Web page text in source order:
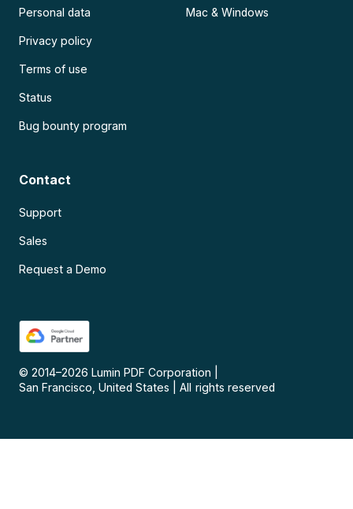
Personal data
Privacy policy
Terms of use
Status
Bug bounty program
Mac & Windows
Contact
Support
Sales
Request a Demo
© 2014–2026 Lumin PDF Corporation
San Francisco, United States
All rights reserved